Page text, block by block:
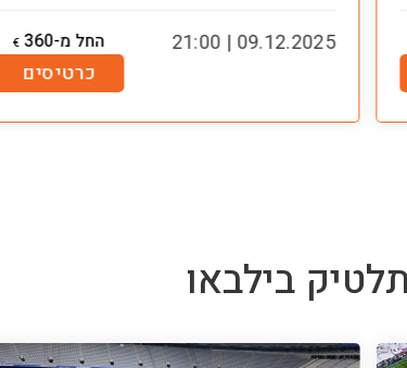
09.12.2025 | 21:00 החל מ-360 €
כרטיסים
בילבאו